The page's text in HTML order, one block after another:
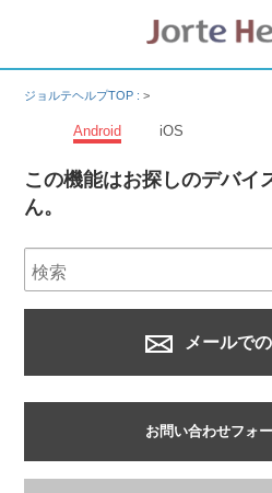
ジョルテヘルプTOP :>
Android iOS
この機能はお探しのデバイ
ん。
メールで
お問い合わせフォ